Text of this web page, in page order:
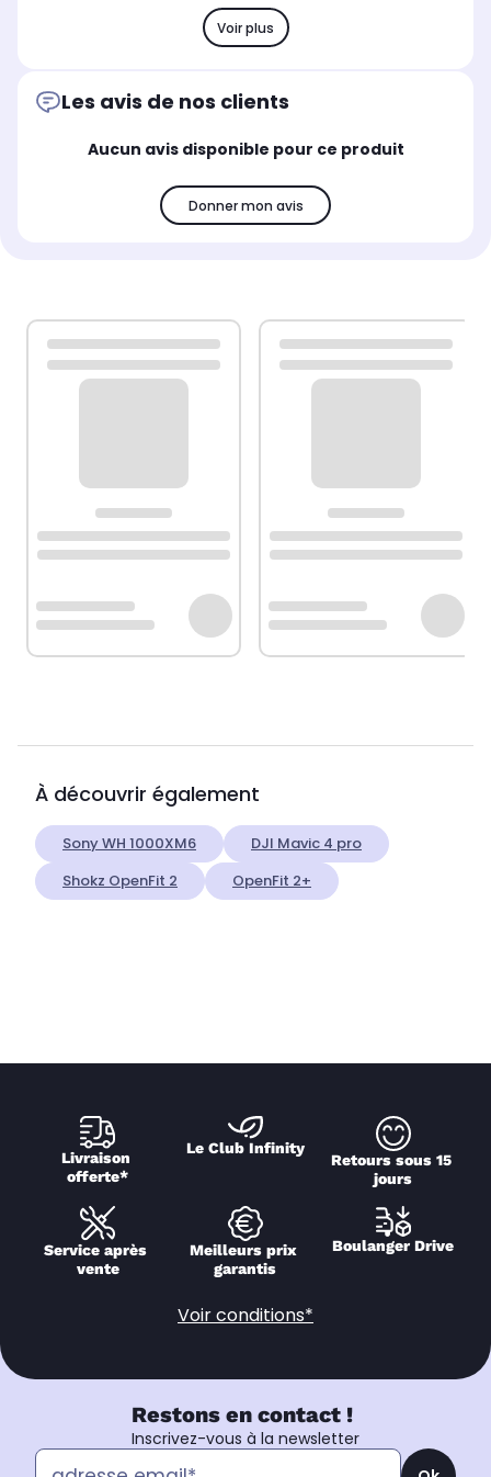
Voir plus
Les avis de nos clients
Aucun avis disponible pour ce produit
Donner mon avis
À découvrir également
Sony WH 1000XM6
DJI Mavic 4 pro
Shokz OpenFit 2
OpenFit 2+
Livraison
offerte*
Le Club Infinity
Retours sous 15
jours
Service après
vente
Meilleurs prix
garantis
Boulanger Drive
Voir conditions*
Restons en contact !
Inscrivez-vous à la newsletter